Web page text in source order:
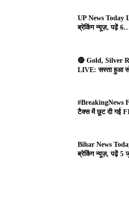
UP News Today
ब्रेकिंग न्यूज़, पढ़ें
🔴 Gold, Silver
LIVE: सस्ता हुआ
#BreakingNews
टैक्स में छूट दी गई
Bihar News
ब्रेकिंग न्यूज़, पढ़ें 5